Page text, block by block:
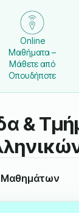
&
Online
Μαθήματα –
Μάθετε από
Οπουδήποτε
Μαθημάτων